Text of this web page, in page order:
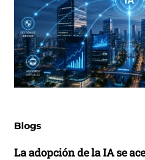
Blogs
La adopción de la IA se